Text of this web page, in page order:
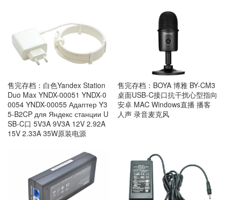
售完存档：白色Yandex Station
Duo Max YNDX-00051 YNDX-0
0054 YNDX-00055 Адаптер Y3
5-B2CP для Яндекс станции U
SB-C口 5V3A 9V3A 12V 2.92A
15V 2.33A 35W原装电源
售完存档：BOYA 博雅 BY-CM3
桌面USB-C接口抗干扰心型指向
安卓 MAC Windows直播 播客
人声 录音麦克风